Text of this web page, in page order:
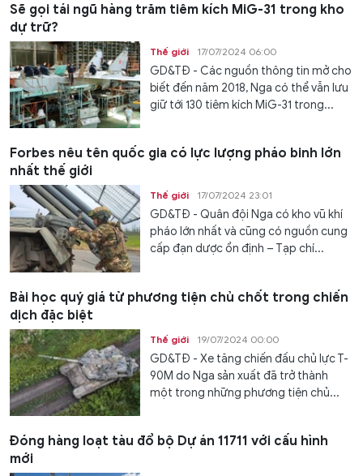
Sẽ gọi tái ngũ hàng trăm tiêm kích MiG-31 trong kho
dự trữ?
Thế giới 17/07/2024 06:00
GD&TĐ - Các nguồn thông tin mở cho
biết đến năm 2018, Nga có thể vẫn lưu
giữ tới 130 tiêm kích MiG-31 trong...
Forbes nêu tên quốc gia có lực lượng pháo binh lớn
nhất thế giới
Thế giới 17/07/2024 23:01
GD&TĐ - Quân đội Nga có kho vũ khí
pháo lớn nhất và cũng có nguồn cung
cấp đạn dược ổn định – Tạp chí...
Bài học quý giá từ phương tiện chủ chốt trong chiến
dịch đặc biệt
Thế giới 19/07/2024 00:00
GD&TĐ - Xe tăng chiến đấu chủ lực T-
90M do Nga sản xuất đã trở thành
một trong những phương tiện chủ...
Đóng hàng loạt tàu đổ bộ Dự án 11711 với cấu hình
mới